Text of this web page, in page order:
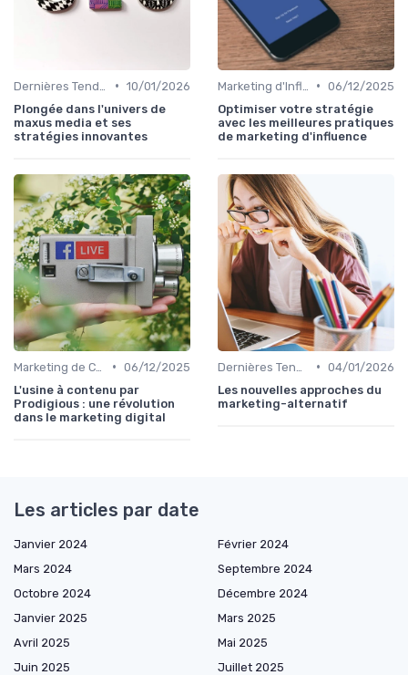
• 10/01/2026
Plongée dans l'univers de
maxus media et ses
stratégies innovantes
• 06/12/2025
Optimiser votre stratégie
avec les meilleures pratiques
de marketing d'influence
• 06/12/2025
L'usine à contenu par
Prodigious : une révolution
dans le marketing digital
• 04/01/2026
Les nouvelles approches du
marketing-alternatif
Les articles par date
Janvier 2024
Février 2024
Mars 2024
Septembre 2024
Octobre 2024
Décembre 2024
Janvier 2025
Mars 2025
Avril 2025
Mai 2025
Juin 2025
Juillet 2025